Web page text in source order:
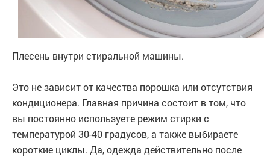
Плесень внутри стиральной машины.
Это не зависит от качества порошка или отсутствия
кондиционера. Главная причина состоит в том, что
вы постоянно используете режим стирки с
температурой 30-40 градусов, а также выбираете
короткие циклы. Да, одежда действительно после